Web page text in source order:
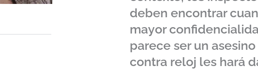
deben encontrar
mayor
parece ser un
contra reloj les hará